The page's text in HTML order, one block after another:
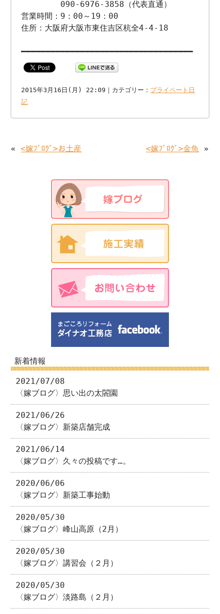
090-6976-3858（代表直通）
営業時間：9：00～19：00
住所：大阪府大阪市東住吉区杭全4-4-18
━━━━━━━━━━━━━━━━━━━━━━━━━━━━━━━━━━━
2015年3月16日(月) 22:09｜カテゴリー： プライベート日
記
«<嫁ﾌﾞﾛｸﾞ>お土産 <嫁ﾌﾞﾛｸﾞ>金魚 »
新着情報
2021/07/08
〈嫁ブログ〉思い出の太閤園
2021/06/26
〈嫁ブログ〉新築店舗完成
2021/06/14
〈嫁ブログ〉久々の投稿です…。
2020/06/06
〈嫁ブログ〉新築工事始動
2020/05/30
〈嫁ブログ〉峰山高原（2月）
2020/05/30
〈嫁ブログ〉講習会（２月）
2020/05/30
〈嫁ブログ〉淡路島（２月）